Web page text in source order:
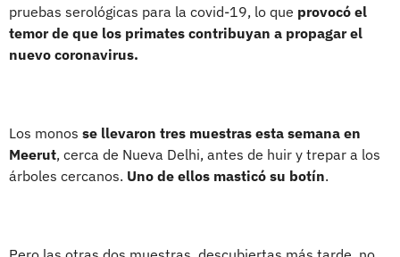
pruebas serológicas para la covid-19, lo que provocó el
temor de que los primates contribuyan a propagar el
nuevo coronavirus.
Los monos se llevaron tres muestras esta semana en
Meerut, cerca de Nueva Delhi, antes de huir y trepar a los
árboles cercanos. Uno de ellos masticó su botín.